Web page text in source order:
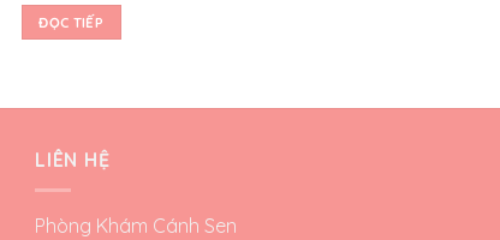
ĐỌC TIẾP
LIÊN HỆ
Phòng Khám Cánh Sen